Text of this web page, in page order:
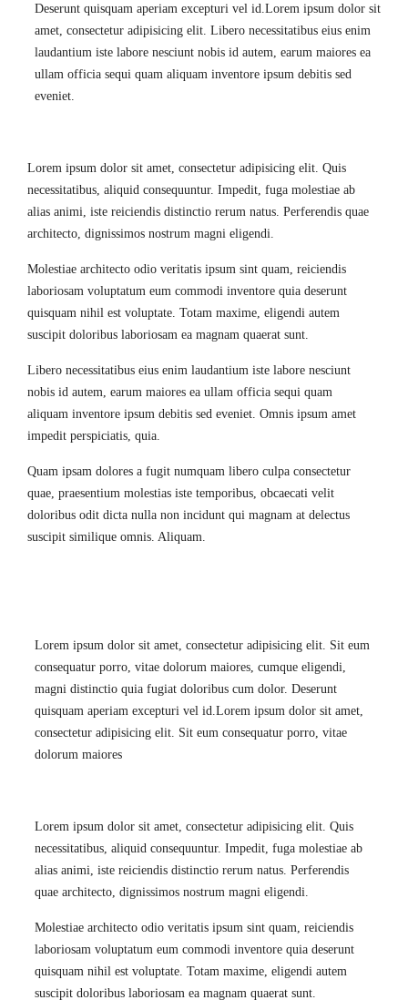
Deserunt quisquam aperiam excepturi vel id.Lorem ipsum dolor sit
amet, consectetur adipisicing elit. Libero necessitatibus eius enim
laudantium iste labore nesciunt nobis id autem, earum maiores ea
ullam officia sequi quam aliquam inventore ipsum debitis sed
eveniet.
Lorem ipsum dolor sit amet, consectetur adipisicing elit. Quis
necessitatibus, aliquid consequuntur. Impedit, fuga molestiae ab
alias animi, iste reiciendis distinctio rerum natus. Perferendis quae
architecto, dignissimos nostrum magni eligendi.
Molestiae architecto odio veritatis ipsum sint quam, reiciendis
laboriosam voluptatum eum commodi inventore quia deserunt
quisquam nihil est voluptate. Totam maxime, eligendi autem
suscipit doloribus laboriosam ea magnam quaerat sunt.
Libero necessitatibus eius enim laudantium iste labore nesciunt
nobis id autem, earum maiores ea ullam officia sequi quam
aliquam inventore ipsum debitis sed eveniet. Omnis ipsum amet
impedit perspiciatis, quia.
Quam ipsam dolores a fugit numquam libero culpa consectetur
quae, praesentium molestias iste temporibus, obcaecati velit
doloribus odit dicta nulla non incidunt qui magnam at delectus
suscipit similique omnis. Aliquam.
Lorem ipsum dolor sit amet, consectetur adipisicing elit. Sit eum
consequatur porro, vitae dolorum maiores, cumque eligendi,
magni distinctio quia fugiat doloribus cum dolor. Deserunt
quisquam aperiam excepturi vel id.Lorem ipsum dolor sit amet,
consectetur adipisicing elit. Sit eum consequatur porro, vitae
dolorum maiores
Lorem ipsum dolor sit amet, consectetur adipisicing elit. Quis
necessitatibus, aliquid consequuntur. Impedit, fuga molestiae ab
alias animi, iste reiciendis distinctio rerum natus. Perferendis
quae architecto, dignissimos nostrum magni eligendi.
Molestiae architecto odio veritatis ipsum sint quam, reiciendis
laboriosam voluptatum eum commodi inventore quia deserunt
quisquam nihil est voluptate. Totam maxime, eligendi autem
suscipit doloribus laboriosam ea magnam quaerat sunt.